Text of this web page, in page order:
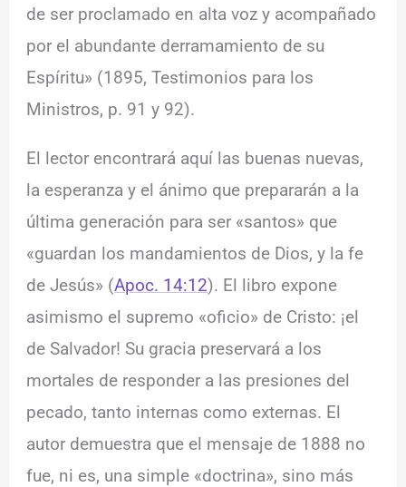
de ser proclamado en alta voz y acompañado
por el abundante derramamiento de su
Espíritu» (1895, Testimonios para los
Ministros, p. 91 y 92).
El lector encontrará aquí las buenas nuevas,
la esperanza y el ánimo que prepararán a la
última generación para ser «santos» que
«guardan los mandamientos de Dios, y la fe
de Jesús» (Apoc. 14:12). El libro expone
asimismo el supremo «oficio» de Cristo: ¡el
de Salvador! Su gracia preservará a los
mortales de responder a las presiones del
pecado, tanto internas como externas. El
autor demuestra que el mensaje de 1888 no
fue, ni es, una simple «doctrina», sino más